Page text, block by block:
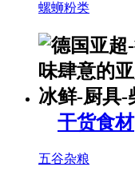
螺蛳粉类
干货食材
五谷杂粮